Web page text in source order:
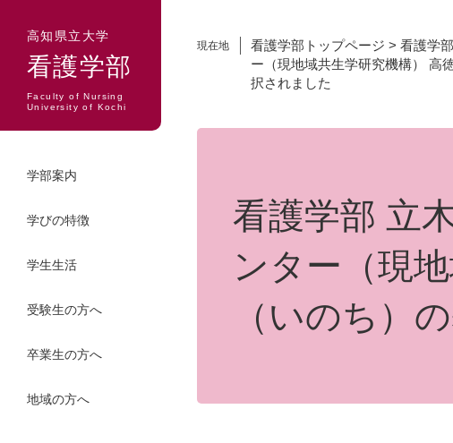
高知県立大学
看護学部
Faculty of Nursing
University of Kochi
学部案内
学びの特徴
学生生活
受験生の方へ
卒業生の方へ
地域の方へ
現在地 看護学部トップページ > 看護学
ー（現地域共生学研究機構） 高
択されました
看護学部 立
ンター（現
（いのち）